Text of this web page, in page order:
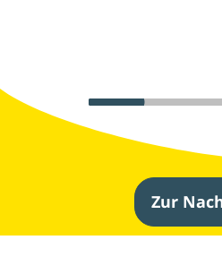
Zur
Weitere